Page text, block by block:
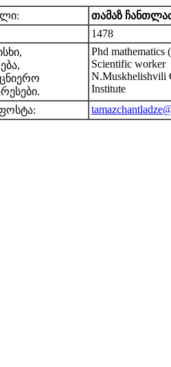
თამაზ
1478
Phd mathematics
Scientific worker
N.Muskhelishvili
Institute